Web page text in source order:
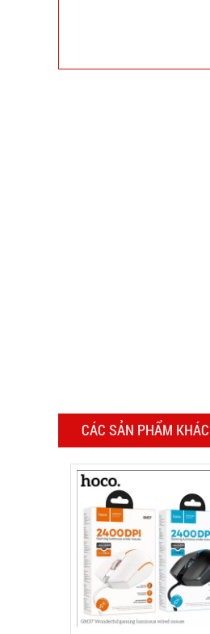
CÁC SẢN PHẨM KHÁC